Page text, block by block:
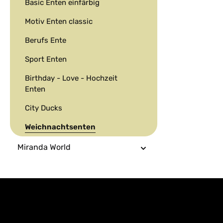
Basic Enten einfärbig
Motiv Enten classic
Berufs Ente
Sport Enten
Birthday - Love - Hochzeit
Enten
City Ducks
Weichnachtsenten
Miranda World